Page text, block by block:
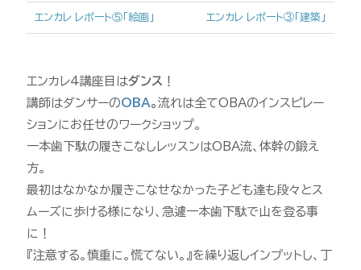
エンカレ レポート③｢建築｣
エンカレ レポート⑤｢絵画｣
エンカレ4講座目はダンス ！
講師はダンサーのOBA。流れは全てOBAのインスピレー
ションにお任せのワークショップ。
一本歯下駄の履きこなしレッスンはOBA流、体幹の鍛え
方。
最初はなかなか履きこなせなかった子ども達も段々とス
ムーズに歩ける様になり、急遽一本歯下駄で山を登る事
に！
『注意する。慎重に。慌てない。』を繰り返しインプットし、丁